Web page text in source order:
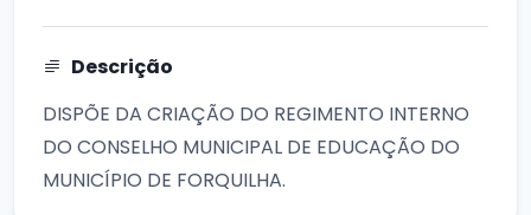
Descrição
DISPÕE DA CRIAÇÃO DO REGIMENTO INTERNO
DO CONSELHO MUNICIPAL DE EDUCAÇÃO DO
MUNICÍPIO DE FORQUILHA.